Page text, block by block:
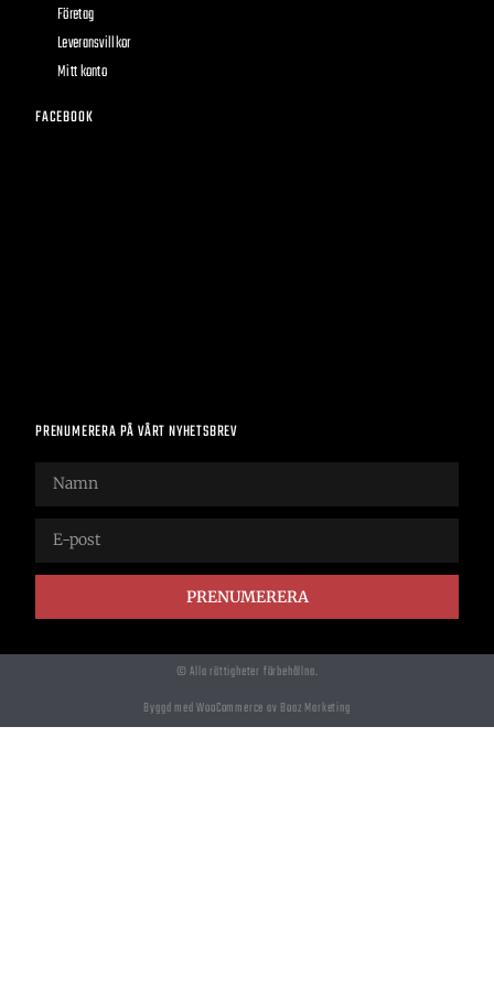
Företag
Leveransvillkor
Mitt konto
FACEBOOK
PRENUMERERA PÅ VÅRT NYHETSBREV
PRENUMERERA
© Alla rättigheter förbehållna.
Byggd med WooCommerce av Boaz Marketing